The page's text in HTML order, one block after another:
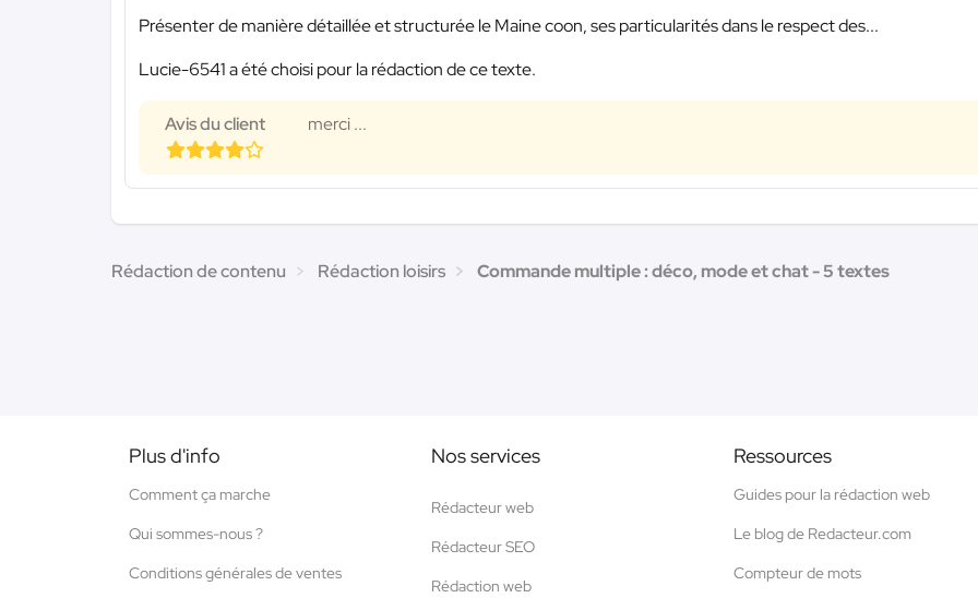
Présenter de manière détaillée et structurée le Maine coon, ses particularités dans le respect des...
Lucie-6541 a été choisi pour la rédaction de ce texte.
Avis du client merci ...
Rédaction de contenu Rédaction loisirs Commande multiple : déco, mode et chat - 5 textes
Plus d'info
Comment ça marche
Qui sommes-nous ?
Conditions générales de ventes
Nos services
Rédacteur web
Rédacteur SEO
Rédaction web
Ressources
Guides pour la rédaction web
Le blog de Redacteur.com
Compteur de mots